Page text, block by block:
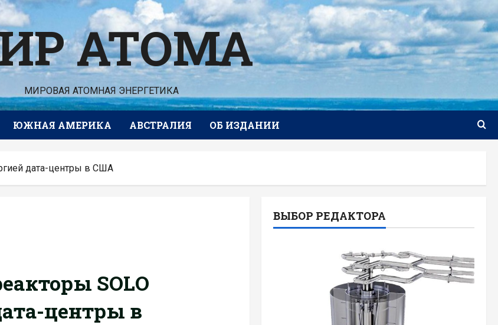
АТОМА
МИРОВАЯ АТОМНАЯ ЭНЕРГЕТИКА
ЮЖНАЯ АМЕРИКА АВСТРАЛИЯ ОБ ИЗДАНИИ
дата-центры в США
SOLO
центры в
ВЫБОР РЕДАКТОРА